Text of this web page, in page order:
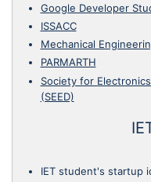
Google Developer
ISSACC
Mechanical
PARMARTH
Society for
(SEED)
IET student's startup